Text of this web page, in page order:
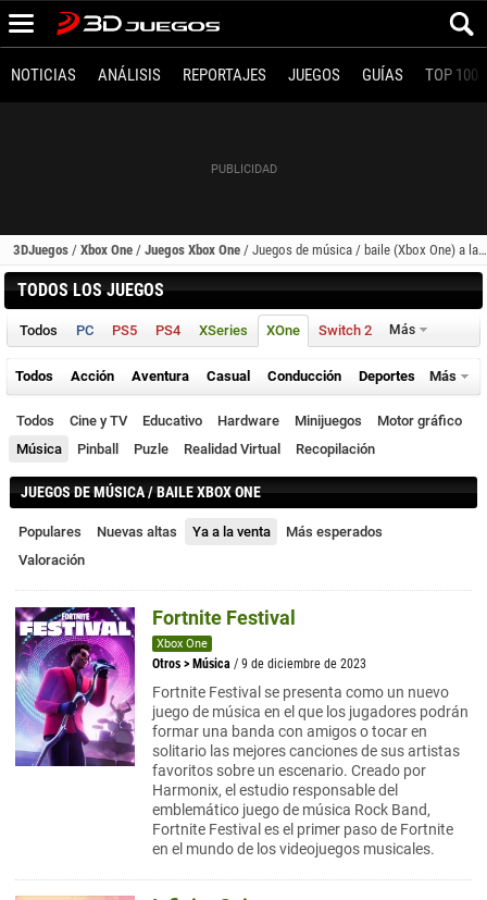
NOTICIAS ANÁLISIS REPORTAJES JUEGOS GUÍAS TOP 100
3DJuegos / Xbox One / Juegos Xbox One / Juegos de música / baile (Xbox One) a la venta
TODOS LOS JUEGOS
Todos PC PS5 PS4 XSeries XOne Switch 2 Más
Todos Acción Aventura Casual Conducción Deportes Más
Todos Cine y TV Educativo Hardware Minijuegos
Motor gráfico
Música
Pinball Puzle Realidad Virtual Recopilación
JUEGOS DE MÚSICA / BAILE XBOX ONE
Populares Nuevas altas Ya a la venta
Más esperados
Valoración
Fortnite Festival
Xbox One
Otros > Música / 9 de diciembre de 2023
Fortnite Festival se presenta como un nuevo
juego de música en el que los jugadores podrán
formar una banda con amigos o tocar en
solitario las mejores canciones de sus artistas
favoritos sobre un escenario. Creado por
Harmonix, el estudio responsable del
emblemático juego de música Rock Band,
Fortnite Festival es el primer paso de Fortnite
en el mundo de los videojuegos musicales.